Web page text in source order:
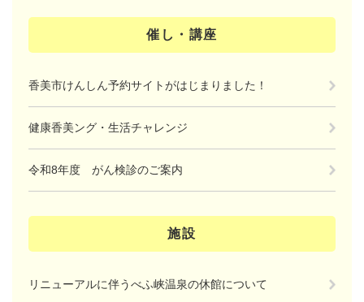
催し・講座
香美市けんしん予約サイトがはじまりました！
健康香美ング・生活チャレンジ
令和8年度 がん検診のご案内
施設
リニューアルに伴うべふ峡温泉の休館について